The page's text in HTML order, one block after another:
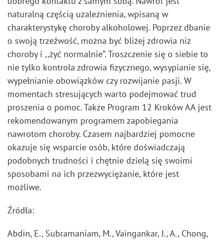
naturalną częścią uzależnienia, wpisaną w
charakterystykę choroby alkoholowej. Poprzez dbanie
o swoją trzeźwość, można być bliżej zdrowia niż
choroby i ,,żyć normalnie”. Troszczenie się o siebie to
nie tylko kontrola zdrowia fizycznego, wysypianie się,
wypełnianie obowiązków czy rozwijanie pasji. W
momentach stresujących warto podejmować trud
proszenia o pomoc. Także Program 12 Kroków AA jest
rekomendowanym programem zapobiegania
nawrotom choroby. Czasem najbardziej pomocne
okazuje się wsparcie osób, które doświadczają
podobnych trudności i chętnie dzielą się swoimi
sposobami na ich przezwyciężanie, które jest
możliwe.
Źródła:
Abdin, E., Subramaniam, M., Vaingankar, J., A., Chong,